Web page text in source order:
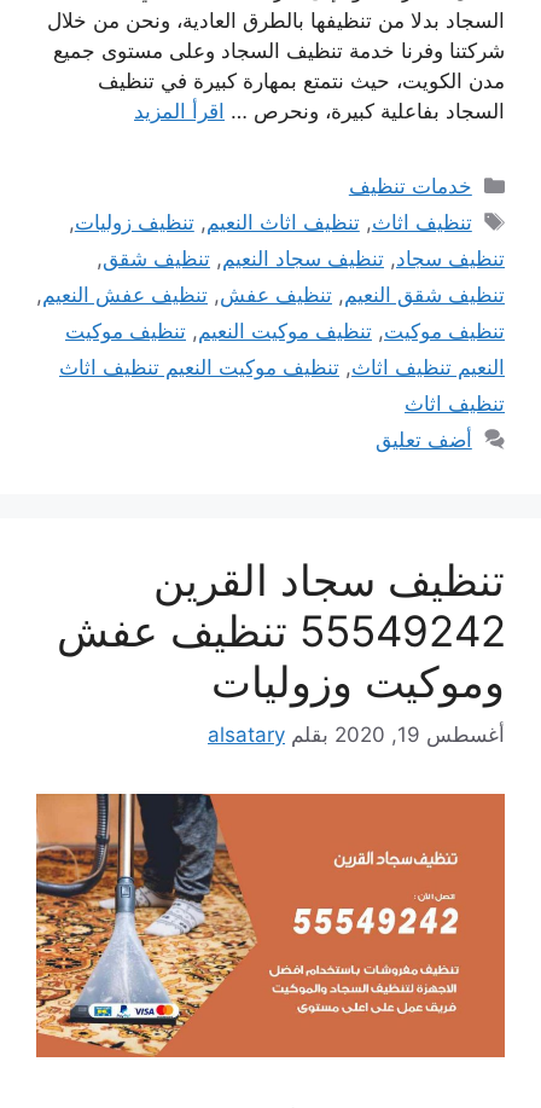
السجاد بدلا من تنظيفها بالطرق العادية، ونحن من خلال
شركتنا وفرنا خدمة تنظيف السجاد وعلى مستوى جميع
مدن الكويت، حيث نتمتع بمهارة كبيرة في تنظيف
السجاد بفاعلية كبيرة، ونحرص … اقرأ المزيد
التصنيفات
خدمات تنظيف
الوسوم
تنظيف اثاث,تنظيف اثاث النعيم,تنظيف زوليات,
تنظيف سجاد, تنظيف سجاد النعيم, تنظيف شقق,
تنظيف شقق النعيم, تنظيف عفش, تنظيف عفش النعيم,
تنظيف موكيت, تنظيف موكيت النعيم, تنظيف موكيت
النعيم تنظيف اثاث, تنظيف موكيت النعيم تنظيف اثاث
تنظيف اثاث
أضف تعليق
تنظيف سجاد القرين
55549242 تنظيف عفش
وموكيت وزوليات
أغسطس 19, 2020 بقلم alsatary